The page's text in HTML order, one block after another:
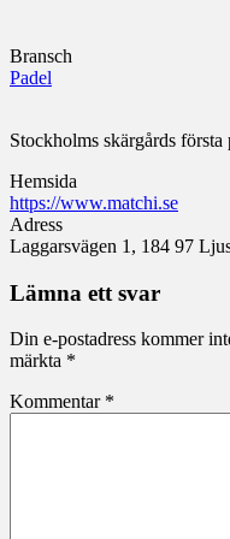
Bransch
Padel
Stockholms skärgårds
Hemsida
https://www.matchi.se
Adress
Laggarsvägen 1, 184 97
Lämna ett svar
Din e-postadress kommer
märkta *
Kommentar *